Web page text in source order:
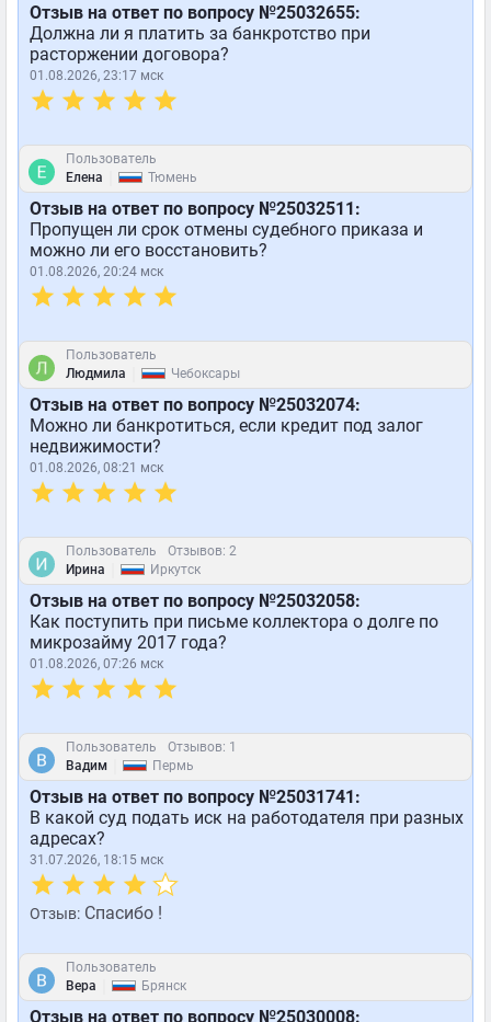
Отзыв на ответ по вопросу №25032655:
Должна ли я платить за банкротство при
расторжении договора?
01.08.2026, 23:17 мск
Пользователь
Елена
Тюмень
Отзыв на ответ по вопросу №25032511:
Пропущен ли срок отмены судебного приказа и
можно ли его восстановить?
01.08.2026, 20:24 мск
Пользователь
Людмила
Чебоксары
Отзыв на ответ по вопросу №25032074:
Можно ли банкротиться, если кредит под залог
недвижимости?
01.08.2026, 08:21 мск
Пользователь
Отзывов: 2
Ирина
Иркутск
Отзыв на ответ по вопросу №25032058:
Как поступить при письме коллектора о долге по
микрозайму 2017 года?
01.08.2026, 07:26 мск
Пользователь
Отзывов: 1
Вадим
Пермь
Отзыв на ответ по вопросу №25031741:
В какой суд подать иск на работодателя при разных
адресах?
31.07.2026, 18:15 мск
Отзыв: Спасибо !
Пользователь
Вера
Брянск
Отзыв на ответ по вопросу №25030008: